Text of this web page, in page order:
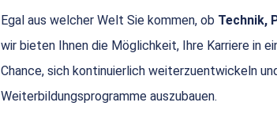
Egal aus welcher Welt Sie kommen, ob Technik,
wir bieten Ihnen die Möglichkeit, Ihre Karriere in
Chance, sich kontinuierlich weiterzuentwickeln
Weiterbildungsprogramme auszubauen.